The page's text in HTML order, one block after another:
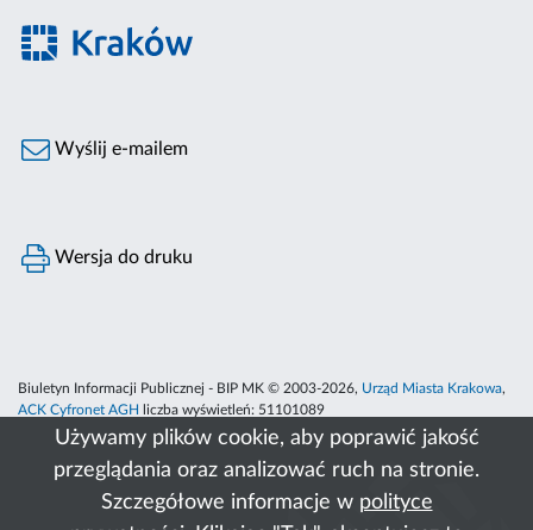
Używamy plików cookie, aby poprawić jakość
przeglądania oraz analizować ruch na stronie.
Szczegółowe informacje w polityce
Wyślij e-mailem
Wersja do druku
Biuletyn Informacji Publicznej - BIP MK © 2003-2026, Urząd Miasta Krakowa,
ACK Cyfronet AGH
liczba wyświetleń: 51101089